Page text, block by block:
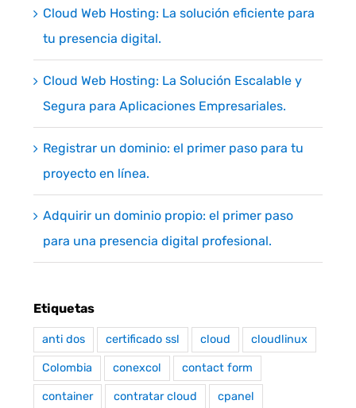
Cloud Web Hosting: La solución eficiente para
tu presencia digital.
Cloud Web Hosting: La Solución Escalable y
Segura para Aplicaciones Empresariales.
Registrar un dominio: el primer paso para tu
proyecto en línea.
Adquirir un dominio propio: el primer paso
para una presencia digital profesional.
Etiquetas
anti dos certificado ssl cloud cloudlinux
Colombia conexcol contact form
container contratar cloud cpanel